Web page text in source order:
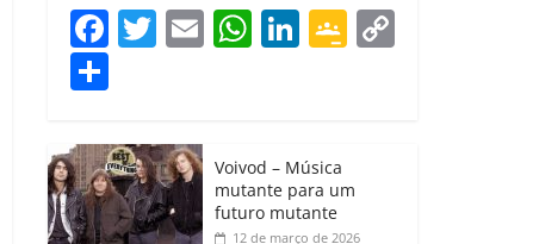
F
e
b
o
T
er
E W
A
p
Li
dI
n
G
e
m
p
ar
Voivod – Música
mutante para um
futuro mutante
12 de março de 2026